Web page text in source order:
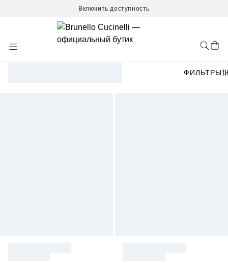
Включить доступность
Content
ФИЛЬТРЫ